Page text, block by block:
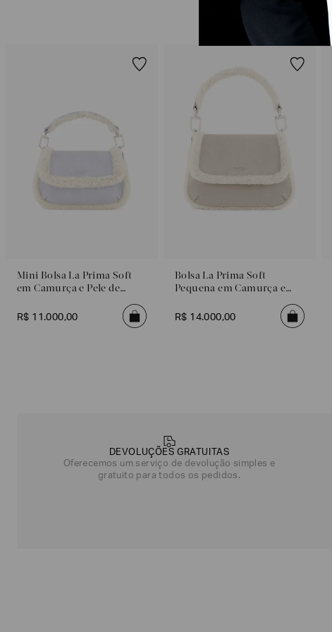
Mini Bolsa La Prima Soft
em Camurça e Pele de
R$ 11 .000,00
Bolsa La Prima Soft
Pequena em Camurça e
R$ 14.000,00
DEVOLUÇÕES GRATUITAS
Oferecemos um serviço de devolução simples e
gratuito para todos os pedidos.
nos
Estou
interessado